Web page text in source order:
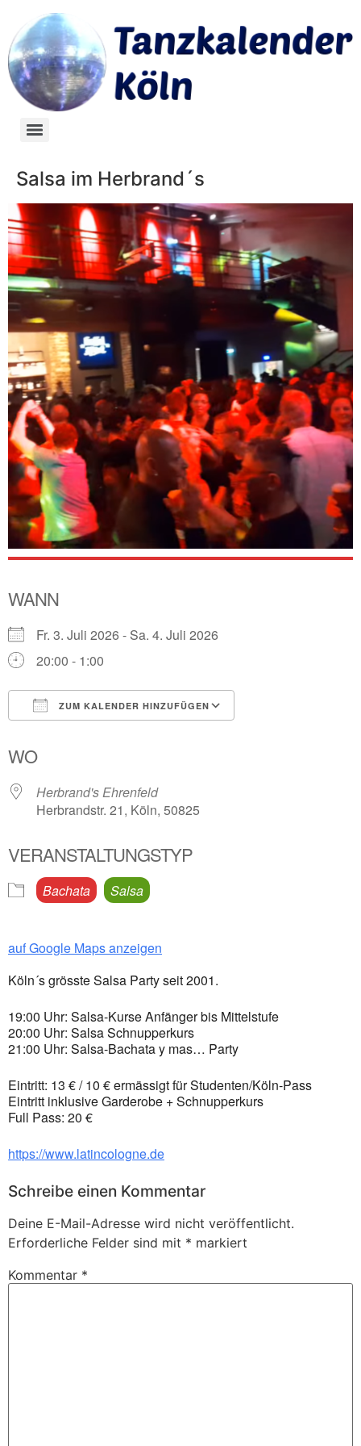
Salsa im Herbrand´s
WANN
Fr. 3. Juli 2026 - Sa. 4. Juli 2026
20:00 - 1:00
ZUM KALENDER HINZUFÜGEN
WO
Herbrand's Ehrenfeld
Herbrandstr. 21, Köln, 50825
VERANSTALTUNGSTYP
Bachata Salsa
auf Google Maps anzeigen
Köln´s grösste Salsa Party seit 2001.
19:00 Uhr: Salsa-Kurse Anfänger bis Mittelstufe
20:00 Uhr: Salsa Schnupperkurs
21:00 Uhr: Salsa-Bachata y mas… Party
Eintritt: 13 € / 10 € ermässigt für Studenten/Köln-Pass
Eintritt inklusive Garderobe + Schnupperkurs
Full Pass: 20 €
https://www.latincologne.de
Schreibe einen Kommentar
Deine E-Mail-Adresse wird nicht veröffentlicht.
Erforderliche Felder sind mit * markiert
Kommentar *